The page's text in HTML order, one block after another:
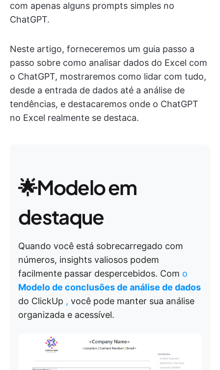
com apenas alguns prompts simples no
ChatGPT.
Neste artigo, forneceremos um guia passo a
passo sobre como analisar dados do Excel com
o ChatGPT, mostraremos como lidar com tudo,
desde a entrada de dados até a análise de
tendências, e destacaremos onde o ChatGPT
no Excel realmente se destaca.
🌟Modelo em
destaque
Quando você está sobrecarregado com
números, insights valiosos podem
facilmente passar despercebidos. Com o
Modelo de conclusões de análise de dados
do ClickUp , você pode manter sua análise
organizada e acessível.